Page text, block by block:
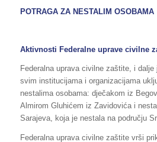
POTRAGA ZA NESTALIM OSOBAMA
Aktivnosti Federalne uprave civilne
Federalna uprava civilne zaštite, i
svim institucijama i organizacijama
nestalima osobama: dječakom iz
Almirom Gluhićem iz Zavidovića i
Sarajeva, koja je nestala na području
Federalna uprava civilne zaštite vrši